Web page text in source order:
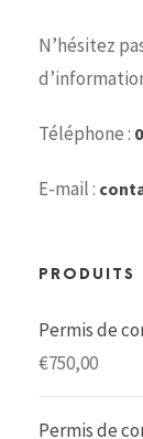
N’hésitez
Téléphone :
E-mail :
PRODUITS
Permis de
€750,00
Permis de